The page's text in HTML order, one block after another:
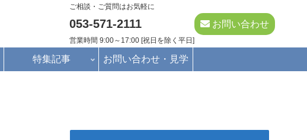
ご相談・ご質問はお気軽に
053-571-2111
営業時間 9:00～17:00 [祝日を除く平日]
お問い合わせ
特集記事 お問い合わせ・見学